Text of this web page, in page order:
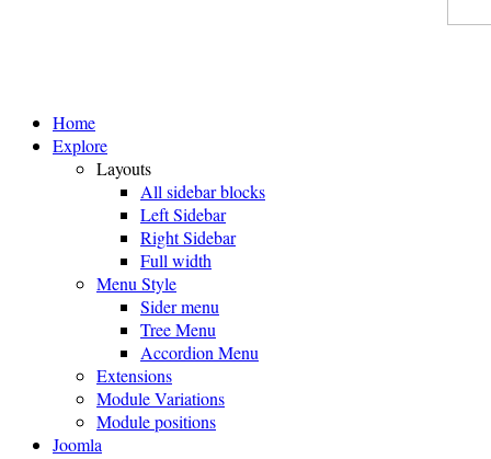
Home
Explore
Layouts
All sidebar blocks
Left Sidebar
Right Sidebar
Full width
Menu Style
Sider menu
Tree Menu
Accordion Menu
Extensions
Module Variations
Module positions
Joomla